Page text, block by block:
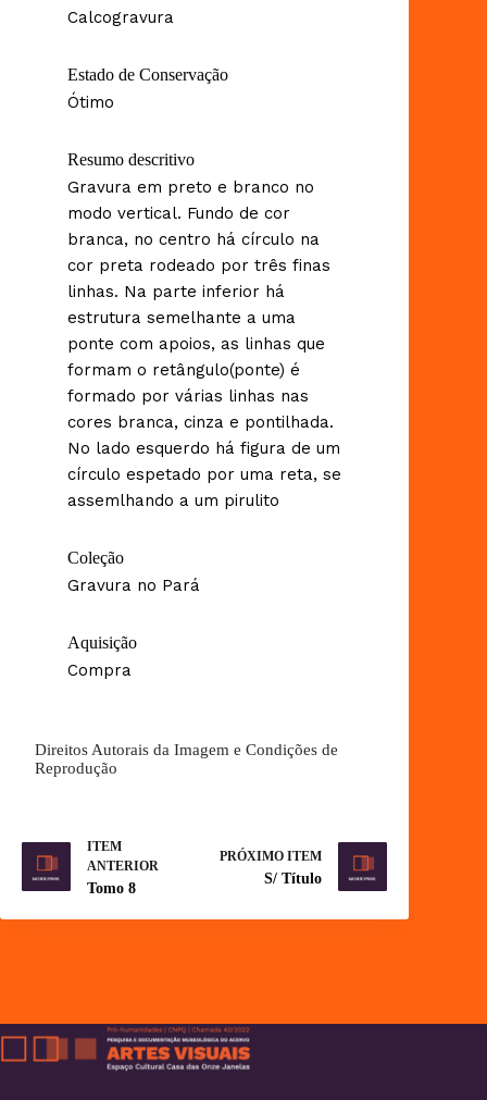
Calcogravura
Estado de Conservação
Ótimo
Resumo descritivo
Gravura em preto e branco no
modo vertical. Fundo de cor
branca, no centro há círculo na
cor preta rodeado por três finas
linhas. Na parte inferior há
estrutura semelhante a uma
ponte com apoios, as linhas que
formam o retângulo(ponte) é
formado por várias linhas nas
cores branca, cinza e pontilhada.
No lado esquerdo há figura de um
círculo espetado por uma reta, se
assemlhando a um pirulito
Coleção
Gravura no Pará
Aquisição
Compra
Direitos Autorais da Imagem e Condições de
Reprodução
ITEM
ANTERIOR
Tomo 8
PRÓXIMO ITEM
S/ Título